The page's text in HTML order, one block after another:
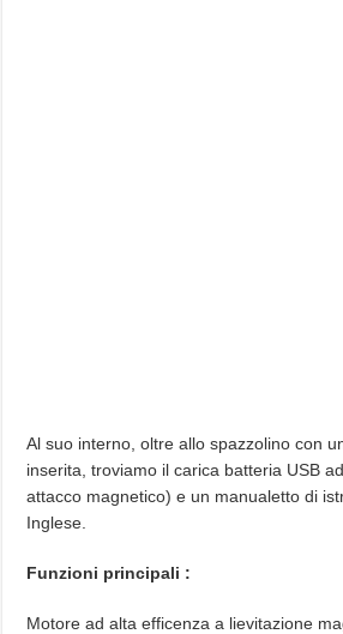
Al suo interno, oltre allo spazzolino con
inserita, troviamo il carica batteria USB
attacco magnetico) e un manualetto di
Inglese.
Funzioni principali :
Motore ad alta efficenza a lievitazione